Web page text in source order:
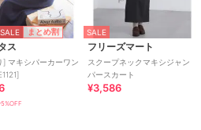
まとめ割
ス
] マキシパーカーワン
SALE
フリーズマート
スクープネックマキシジャン
パースカート
¥3,586